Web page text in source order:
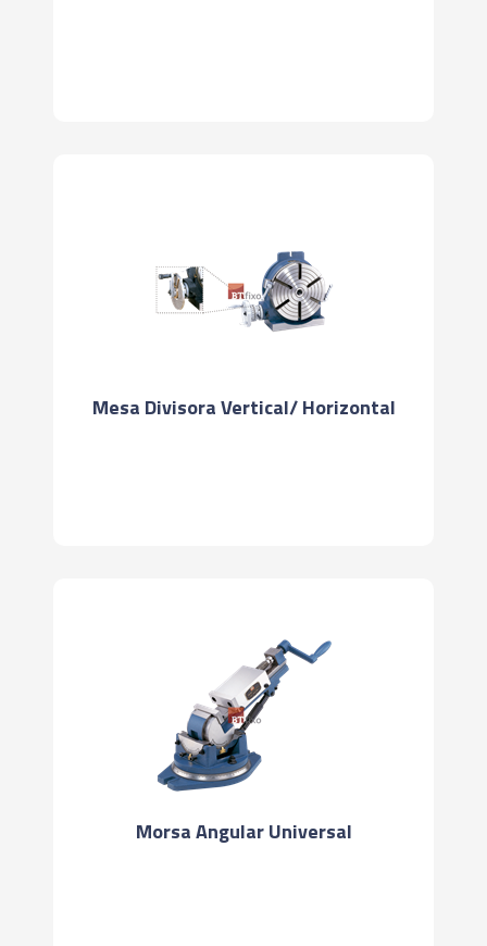
Mesa Divisora Vertical/ Horizontal
Morsa Angular Universal